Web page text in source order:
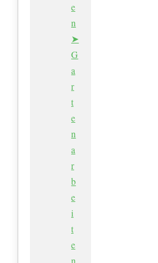
e
n
➤
G
a
r
t
e
n
a
r
b
e
i
t
e
n